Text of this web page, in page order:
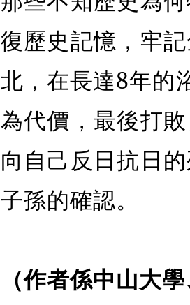
復歷史記憶，牢
北，在長達8年的
為代價，最後打
向自己反日抗日
子孫的確認。
（作者係中山大